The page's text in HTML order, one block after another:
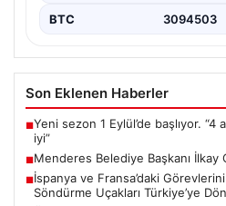
BTC 3094503
Son Eklenen Haberler
■Yeni sezon 1 Eylül’de başlıyor. “4
iyi”
■Menderes Belediye Başkanı İlkay
■İspanya ve Fransa’daki
Söndürme Uçakları Türkiye’ye